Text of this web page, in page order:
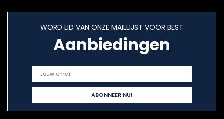
WORD LID VAN ONZE MAILLIJST VOOR BEST
Aanbiedingen